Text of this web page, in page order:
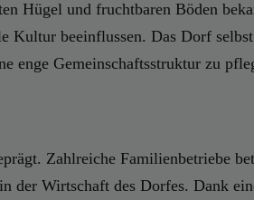
Hügel und fruchtbaren Böden
beeinflussen. Das Dorf
enge Gemeinschaftsstruktur zu
Zahlreiche Familienbetriebe
Wirtschaft des Dorfes. Dank